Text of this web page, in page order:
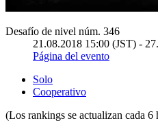
Desafío de nivel núm. 346
21.08.2018 15:00 (JST) -
Página del evento
Solo
Cooperativo
(Los rankings se actualizan cada 6